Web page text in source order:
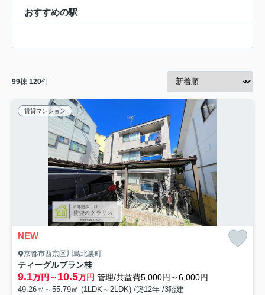
おすすめの駅
99棟 120件
賃貸マンション
NEW
京都市西京区川島北裏町
ティーグルブラン桂
9.1万円～10.5万円 管理/共益費5,000円～6,000円
49.26㎡～55.79㎡ (1LDK～2LDK) /築12年 /3階建